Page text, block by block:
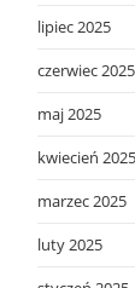
lipiec 2025
czerwiec 2025
maj 2025
kwiecień 2025
marzec 2025
luty 2025